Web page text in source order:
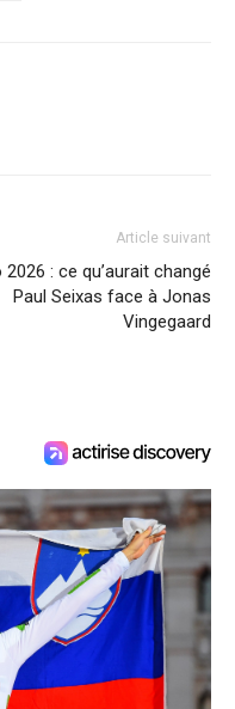
Article suivant
2026 : ce qu’aurait changé
Paul Seixas face à Jonas
Vingegaard